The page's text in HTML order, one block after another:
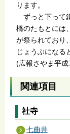
ります。
ずっと下って
橋のたもとには
が祭られており
じょうぶになる
(広報さやま平成
関連項目
社寺
七曲井